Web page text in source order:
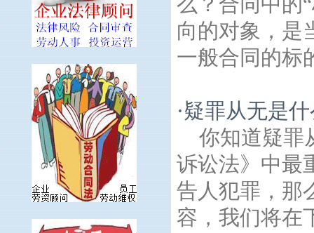
向的对象，是
一般合同的标
·疑罪从无是
你知道疑罪
诉讼法》中最
告人犯罪，那
容，我们将在